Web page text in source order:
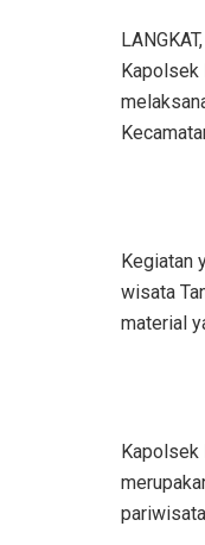
Kapolsek
Kegiatan
wisata
material
Kapolsek